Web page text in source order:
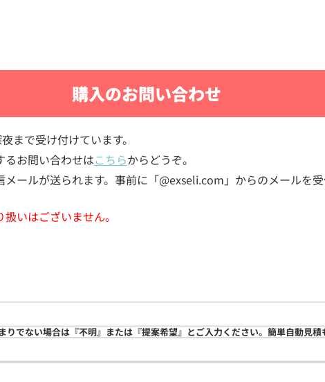
購入のお問い合わせ
まで受け付けています。
るお問い合わせはこちらからどうぞ。
ールが送られます。事前に「@exseli.com」からのメールを
いはございません。
りでない場合は『不明』または『提案希望』とご入力ください。簡単自動見積